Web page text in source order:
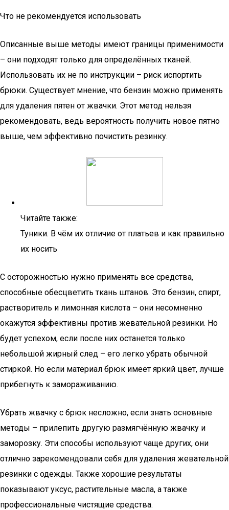
Что не рекомендуется использовать
Описанные выше методы имеют границы применимости
– они подходят только для определённых тканей.
Использовать их не по инструкции – риск испортить
брюки. Существует мнение, что бензин можно применять
для удаления пятен от жвачки. Этот метод нельзя
рекомендовать, ведь вероятность получить новое пятно
выше, чем эффективно почистить резинку.
Читайте также:
Туники. В чём их отличие от платьев и как правильно
их носить
С осторожностью нужно применять все средства,
способные обесцветить ткань штанов. Это бензин, спирт,
растворитель и лимонная кислота – они несомненно
окажутся эффективны против жевательной резинки. Но
будет успехом, если после них останется только
небольшой жирный след – его легко убрать обычной
стиркой. Но если материал брюк имеет яркий цвет, лучше
прибегнуть к замораживанию.
Убрать жвачку с брюк несложно, если знать основные
методы – прилепить другую размягчённую жвачку и
заморозку. Эти способы используют чаще других, они
отлично зарекомендовали себя для удаления жевательной
резинки с одежды. Также хорошие результаты
показывают уксус, растительные масла, а также
профессиональные чистящие средства.